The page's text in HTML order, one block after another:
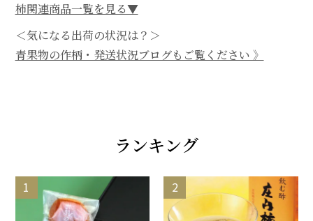
柿関連商品一覧を見る▼
＜気になる出荷の状況は？＞
青果物の作柄・発送状況ブログもご覧ください 》
ランキング